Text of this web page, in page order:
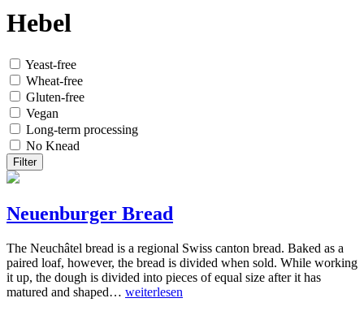
Hebel
Yeast-free
Wheat-free
Gluten-free
Vegan
Long-term processing
No Knead
Filter
Neuenburger Bread
The Neuchâtel bread is a regional Swiss canton bread. Baked as a
paired loaf, however, the bread is divided when sold. While working
it up, the dough is divided into pieces of equal size after it has
matured and shaped… weiterlesen